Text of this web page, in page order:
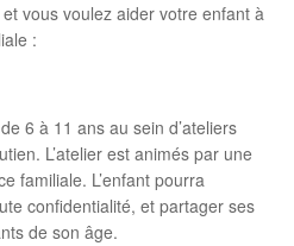
vous voulez aider votre enfant à
:
6 à 11 ans au sein d’ateliers
L’atelier est animés par une
familiale. L’enfant pourra
confidentialité, et partager ses
de son âge.